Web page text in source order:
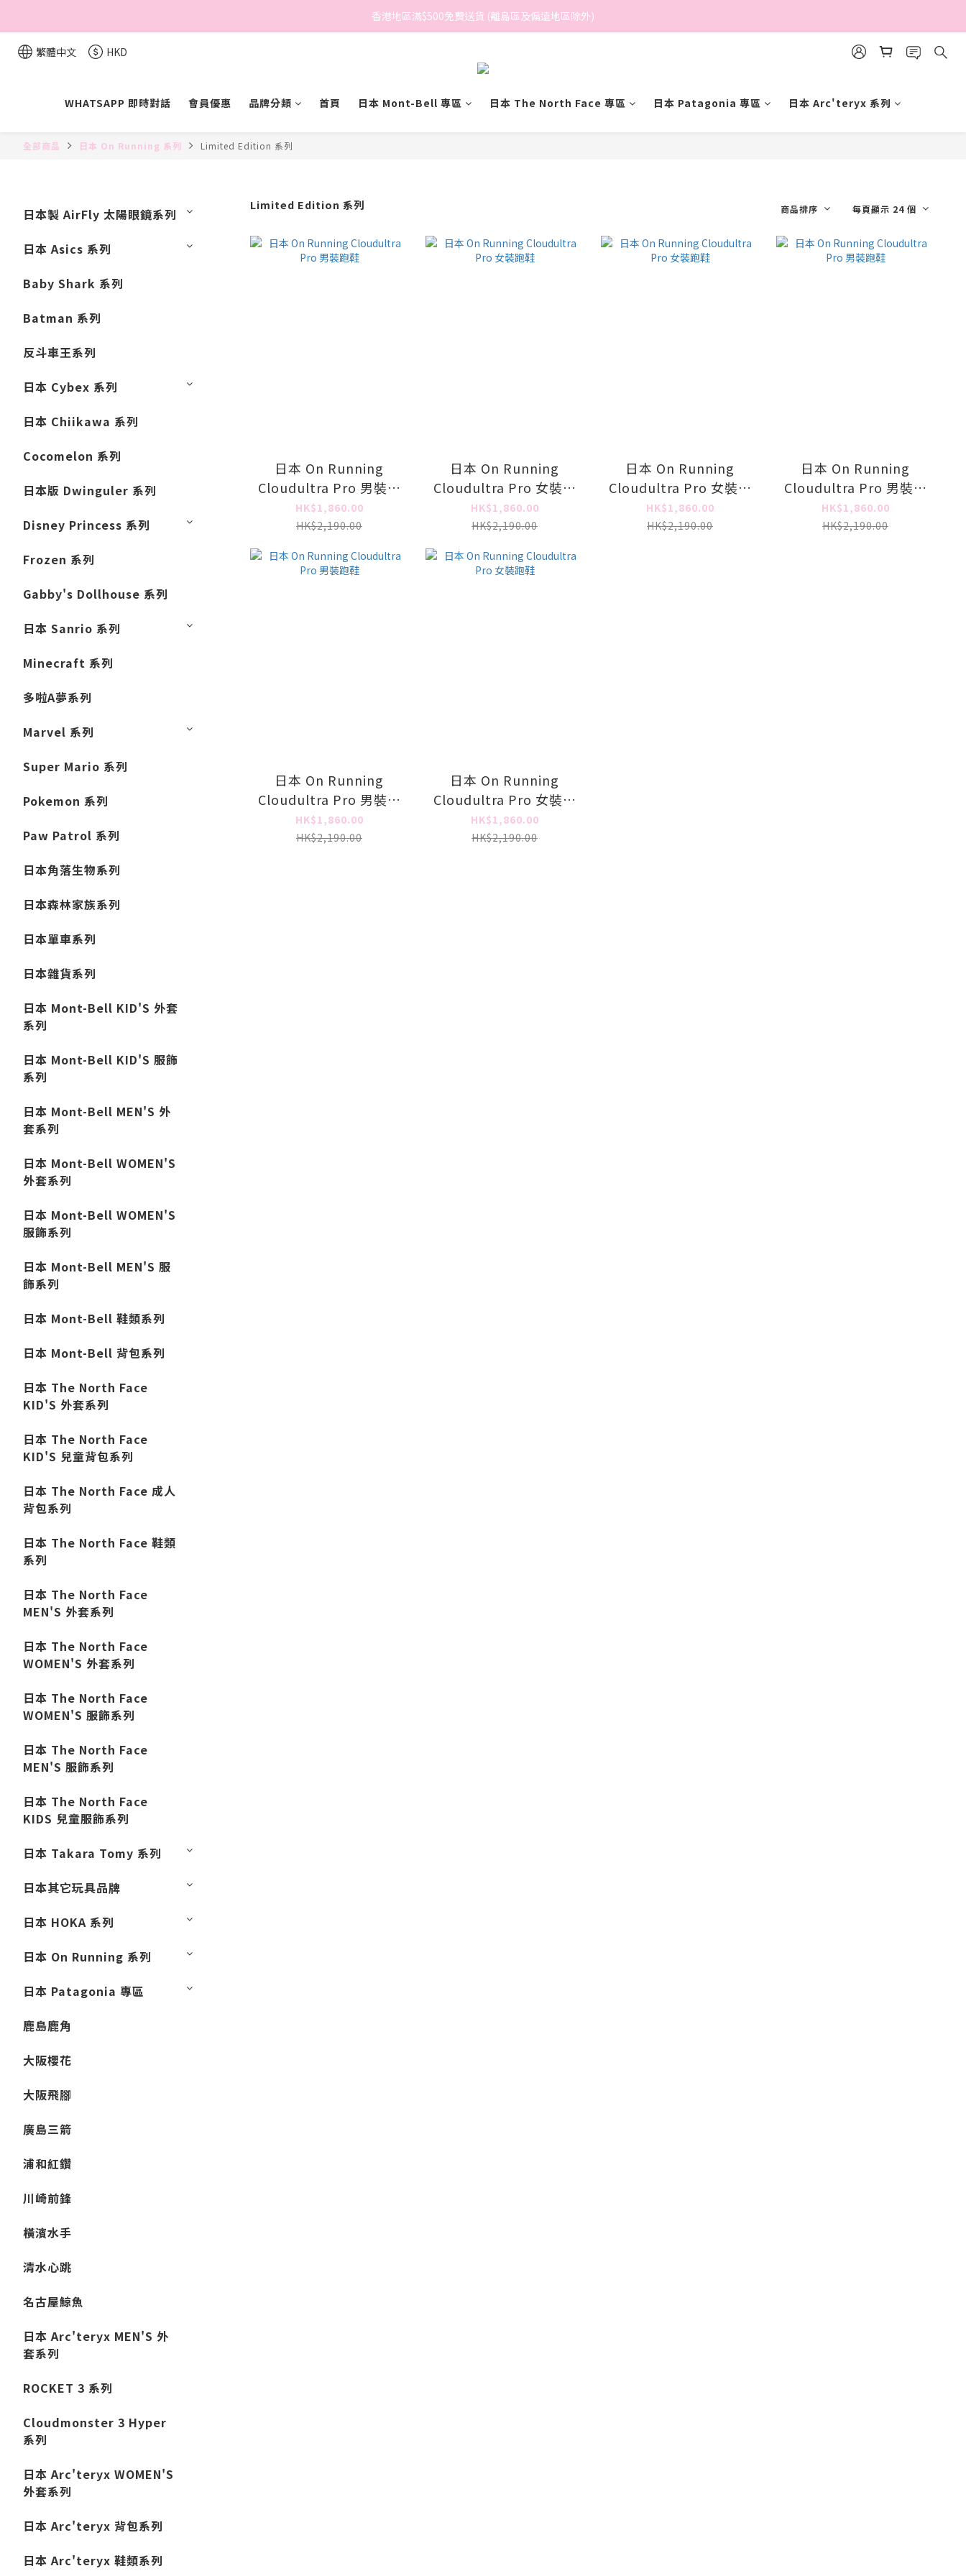
香港地區滿$500免費送貨 (離島區及偏遠地區除外)
香港地區滿$500免費送貨 (離島區及偏遠地區除外)
繁體中文 HKD
WHATSAPP 即時對話 會員優惠 品牌分類 首頁 日本 Mont-Bell 專區 日本 The North Face 專區 日本 Patagonia 專區 日本 Arc'teryx 系列
全部商品 日本 On Running 系列 Limited Edition 系列
日本製 AirFly 太陽眼鏡系列
日本 Asics 系列
Baby Shark 系列
Batman 系列
反斗車王系列
日本 Cybex 系列
日本 Chiikawa 系列
Cocomelon 系列
日本版 Dwinguler 系列
Disney Princess 系列
Frozen 系列
Gabby's Dollhouse 系列
日本 Sanrio 系列
Minecraft 系列
多啦A夢系列
Marvel 系列
Super Mario 系列
Pokemon 系列
Paw Patrol 系列
日本角落生物系列
日本森林家族系列
日本單車系列
日本雜貨系列
日本 Mont-Bell KID'S 外套
系列
日本 Mont-Bell KID'S 服飾
系列
日本 Mont-Bell MEN'S 外
套系列
日本 Mont-Bell WOMEN'S
外套系列
日本 Mont-Bell WOMEN'S
服飾系列
日本 Mont-Bell MEN'S 服
飾系列
日本 Mont-Bell 鞋類系列
日本 Mont-Bell 背包系列
日本 The North Face
KID'S 外套系列
日本 The North Face
KID'S 兒童背包系列
日本 The North Face 成人
背包系列
日本 The North Face 鞋類
系列
日本 The North Face
MEN'S 外套系列
日本 The North Face
WOMEN'S 外套系列
日本 The North Face
WOMEN'S 服飾系列
日本 The North Face
MEN'S 服飾系列
日本 The North Face
KIDS 兒童服飾系列
日本 Takara Tomy 系列
日本其它玩具品牌
日本 HOKA 系列
日本 On Running 系列
日本 Patagonia 專區
鹿島鹿角
大阪櫻花
大阪飛腳
廣島三箭
浦和紅鑽
川崎前鋒
橫濱水手
清水心跳
名古屋鯨魚
日本 Arc'teryx MEN'S 外
套系列
ROCKET 3 系列
Cloudmonster 3 Hyper
系列
日本 Arc'teryx WOMEN'S
外套系列
日本 Arc'teryx 背包系列
日本 Arc'teryx 鞋類系列
Limited Edition 系列 商品排序 每頁顯示 24 個
日本 On Running
Cloudultra Pro 男裝跑
鞋
HK$1,860.00
HK$2,190.00
日本 On Running
Cloudultra Pro 女裝跑
鞋
HK$1,860.00
HK$2,190.00
日本 On Running
Cloudultra Pro 女裝跑
鞋
HK$1,860.00
HK$2,190.00
日本 On Running
Cloudultra Pro 男裝跑
鞋
HK$1,860.00
HK$2,190.00
日本 On Running
Cloudultra Pro 男裝跑
鞋
HK$1,860.00
HK$2,190.00
日本 On Running
Cloudultra Pro 女裝跑
鞋
HK$1,860.00
HK$2,190.00